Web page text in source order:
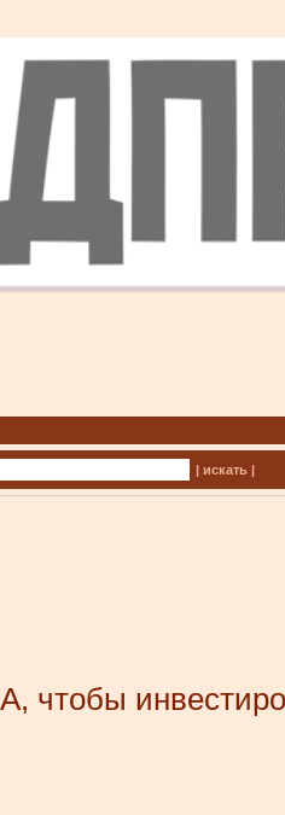
| искать |
чтобы